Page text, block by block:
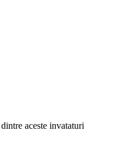
aceste invataturi